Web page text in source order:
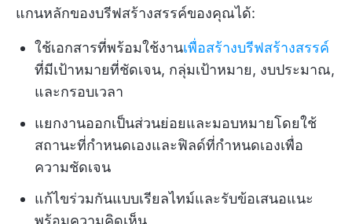
แกนหลักของบรีฟสร้างสรรค์ของคุณได้:
ใช้เอกสารที่พร้อมใช้งานเพื่อสร้างบรีฟสร้างสรรค์
ที่มีเป้าหมายที่ชัดเจน, กลุ่มเป้าหมาย, งบประมาณ,
และกรอบเวลา
แยกงานออกเป็นส่วนย่อยและมอบหมายโดยใช้
สถานะที่กำหนดเองและฟิลด์ที่กำหนดเองเพื่อ
ความชัดเจน
แก้ไขร่วมกันแบบเรียลไทม์และรับข้อเสนอแนะ
พร้อมความคิดเห็น